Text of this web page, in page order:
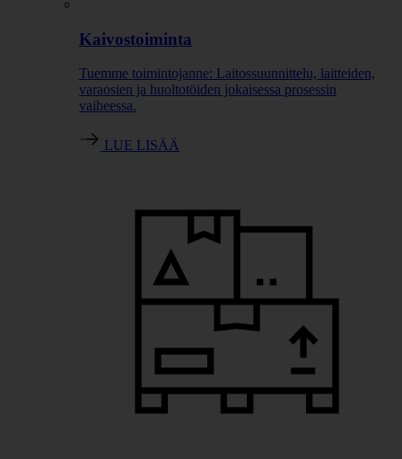
Kaivostoiminta
Tuemme toimintojanne: Laitossuunnittelu, laitteiden,
varaosien ja huoltotöiden jokaisessa prosessin
vaiheessa.
LUE LISÄÄ